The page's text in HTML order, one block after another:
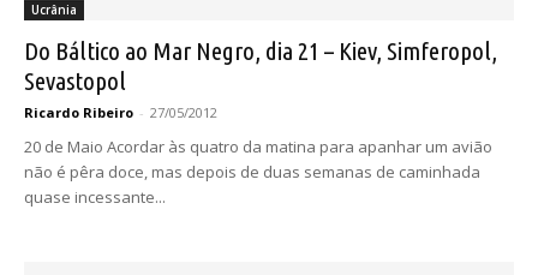
Ucrânia
Do Báltico ao Mar Negro, dia 21 – Kiev, Simferopol,
Sevastopol
Ricardo Ribeiro - 27/05/2012
20 de Maio Acordar às quatro da matina para apanhar um avião
não é pêra doce, mas depois de duas semanas de caminhada
quase incessante...